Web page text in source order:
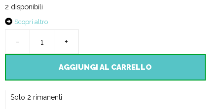
2 disponibili
Scopri altro
-
piedini
per
+
AGGIUNGI AL CARRELLO
Solo 2 rimanenti